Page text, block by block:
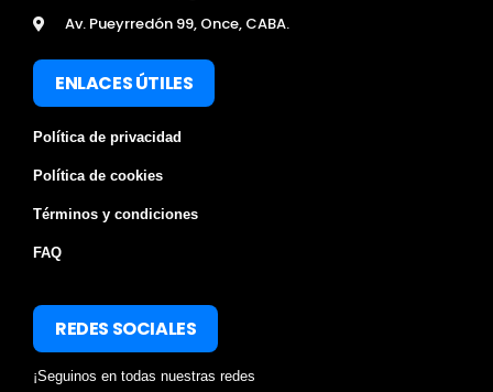
Av. Pueyrredón 99, Once, CABA.
ENLACES ÚTILES
Política de privacidad
Política de cookies
Términos y condiciones
FAQ
REDES SOCIALES
¡Seguinos en todas nuestras redes